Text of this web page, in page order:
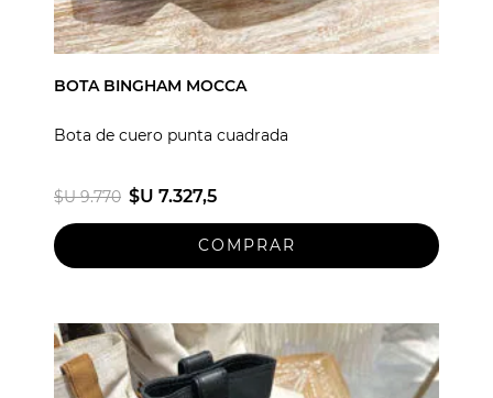
BOTA BINGHAM MOCCA
Bota de cuero punta cuadrada
$U 9.770 $U 7.327,5